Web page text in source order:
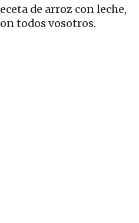
de arroz con leche,
todos vosotros.